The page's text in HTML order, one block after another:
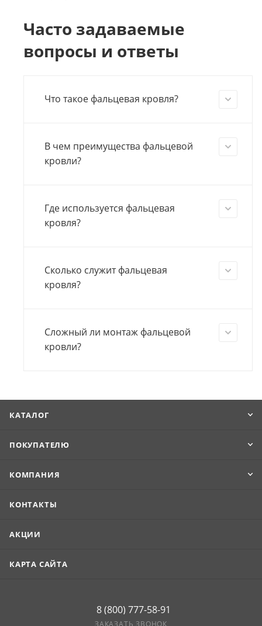
Часто задаваемые
вопросы и ответы
Что такое фальцевая кровля?
В чем преимущества фальцевой
кровли?
Где используется фальцевая
кровля?
Сколько служит фальцевая
кровля?
Сложный ли монтаж фальцевой
кровли?
КАТАЛОГ
ПОКУПАТЕЛЮ
КОМПАНИЯ
КОНТАКТЫ
АКЦИИ
КАРТА САЙТА
8 (800) 777-58-91